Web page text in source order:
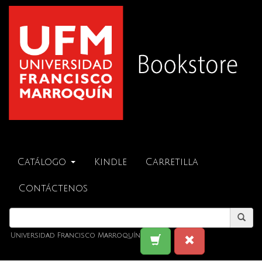
Catálogo Kindle Carretilla
Contáctenos
Universidad Francisco Marroquín